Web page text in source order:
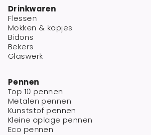
Drinkwaren
Flessen
Mokken & kopjes
Bidons
Bekers
Glaswerk
Pennen
Top 10 pennen
Metalen pennen
Kunststof pennen
Kleine oplage pennen
Eco pennen